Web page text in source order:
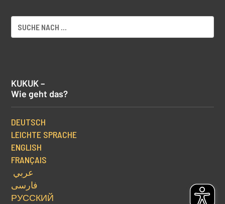
KUKUK –
Wie geht das?
DEUTSCH
LEICHTE SPRACHE
ENGLISH
FRANÇAIS
عربي
فارسی
РУССКИЙ